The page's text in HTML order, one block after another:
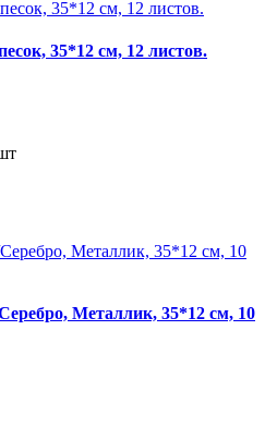
35*12 см, 12 листов.
Металлик, 35*12 см, 10